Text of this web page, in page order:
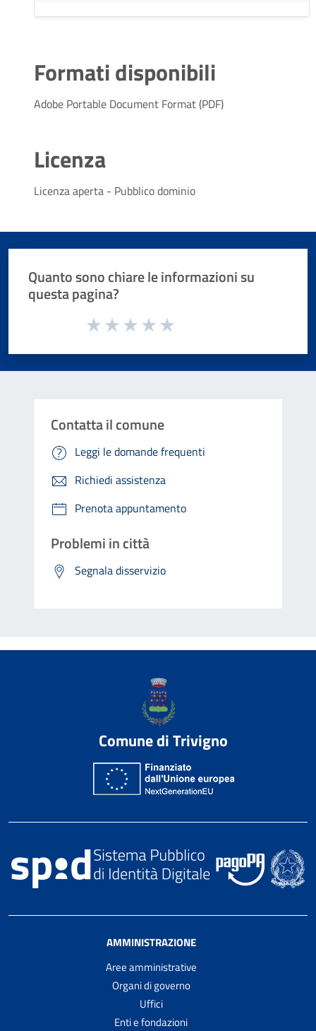
Formati disponibili
Adobe Portable Document Format (PDF)
Licenza
Licenza aperta - Pubblico dominio
Quanto sono chiare le informazioni su
questa pagina?
Valuta da 1 a 5 stelle la pagina
Contatta il comune
Leggi le domande frequenti
Richiedi assistenza
Prenota appuntamento
Problemi in città
Segnala disservizio
Comune di Trivigno
AMMINISTRAZIONE
Aree amministrative
Organi di governo
Uffici
Enti e fondazioni